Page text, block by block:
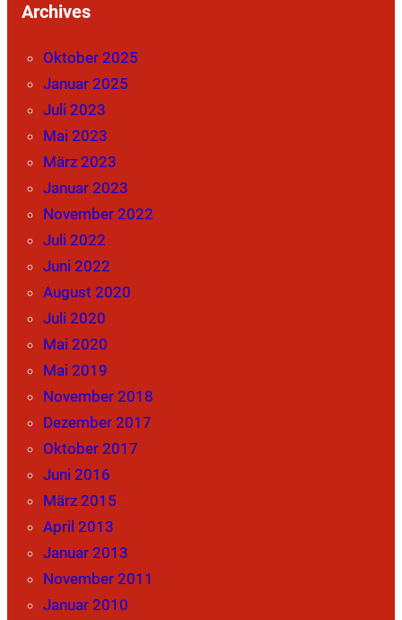
Archives
Oktober 2025
Januar 2025
Juli 2023
Mai 2023
März 2023
Januar 2023
November 2022
Juli 2022
Juni 2022
August 2020
Juli 2020
Mai 2020
Mai 2019
November 2018
Dezember 2017
Oktober 2017
Juni 2016
März 2015
April 2013
Januar 2013
November 2011
Januar 2010